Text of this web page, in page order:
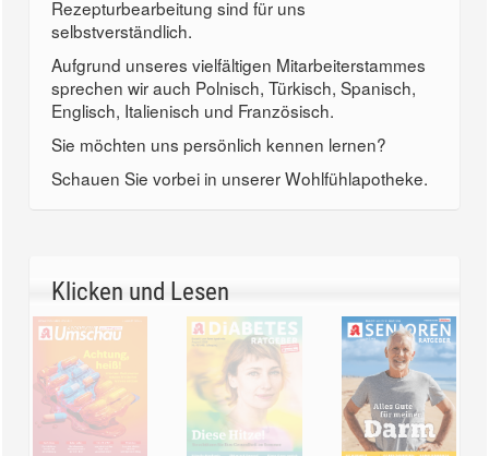
Rezepturbearbeitung sind für uns
selbstverständlich.
Aufgrund unseres vielfältigen Mitarbeiterstammes
sprechen wir auch Polnisch, Türkisch, Spanisch,
Englisch, Italienisch und Französisch.
Sie möchten uns persönlich kennen lernen?
Schauen Sie vorbei in unserer Wohlfühlapotheke.
Klicken und Lesen